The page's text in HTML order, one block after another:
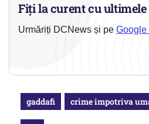
Fiți la curent cu
Urmăriți DCNews și pe Google
gaddafi crime impotriva